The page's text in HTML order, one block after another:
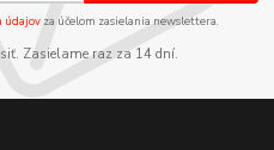
údajov za účelom zasielania newslettera.
Zasielame raz za 14 dní.